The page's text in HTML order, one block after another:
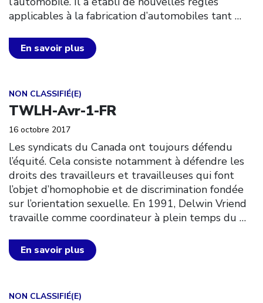
applicables à la fabrication d’automobiles tant …
En savoir plus
NON CLASSIFIÉ(E)
TWLH-Avr-1-FR
16 octobre 2017
Les syndicats du Canada ont toujours défendu
l’équité. Cela consiste notamment à défendre les
droits des travailleurs et travailleuses qui font
l’objet d’homophobie et de discrimination fondée
sur l’orientation sexuelle. En 1991, Delwin Vriend
travaille comme coordinateur à plein temps du …
En savoir plus
Click to open the link
NON CLASSIFIÉ(E)
Click to open the link